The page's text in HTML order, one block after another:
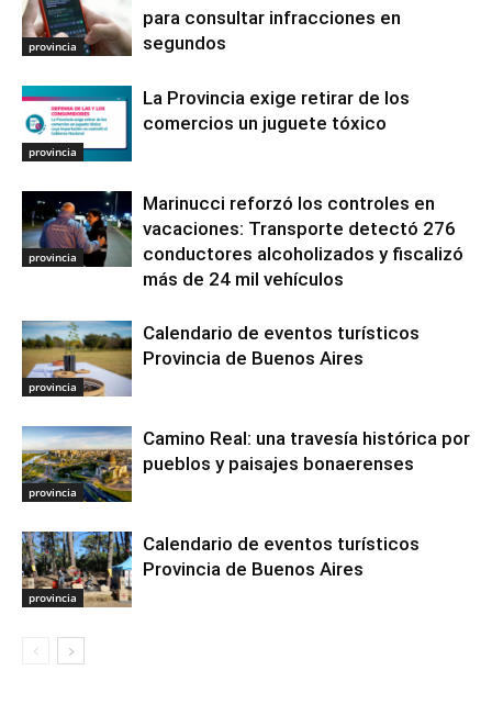
provincia
para consultar infracciones en
segundos
provincia
La Provincia exige retirar de los
comercios un juguete tóxico
provincia
Marinucci reforzó los controles en
vacaciones: Transporte detectó 276
conductores alcoholizados y fiscalizó
más de 24 mil vehículos
provincia
Calendario de eventos turísticos
Provincia de Buenos Aires
provincia
Camino Real: una travesía histórica por
pueblos y paisajes bonaerenses
provincia
Calendario de eventos turísticos
Provincia de Buenos Aires